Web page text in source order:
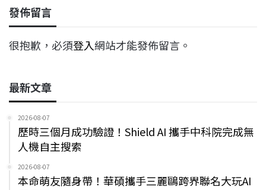
發佈留言
很抱歉，必須登入網站才能發佈留言。
最新文章
2026-08-07
歷時三個月成功驗證！Shield AI 攜手中科院完成無
人機自主搜索
2026-08-07
本命萌友隨身帶！華碩攜手三麗鷗跨界聯名大玩AI